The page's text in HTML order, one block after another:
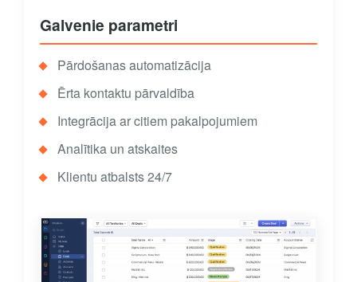
Galvenie parametri
Pārdošanas automatizācija
Ērta kontaktu pārvaldība
Integrācija ar citiem pakalpojumiem
Analītika un atskaites
Klientu atbalsts 24/7